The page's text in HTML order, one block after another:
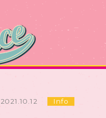
2021.10.12 Info